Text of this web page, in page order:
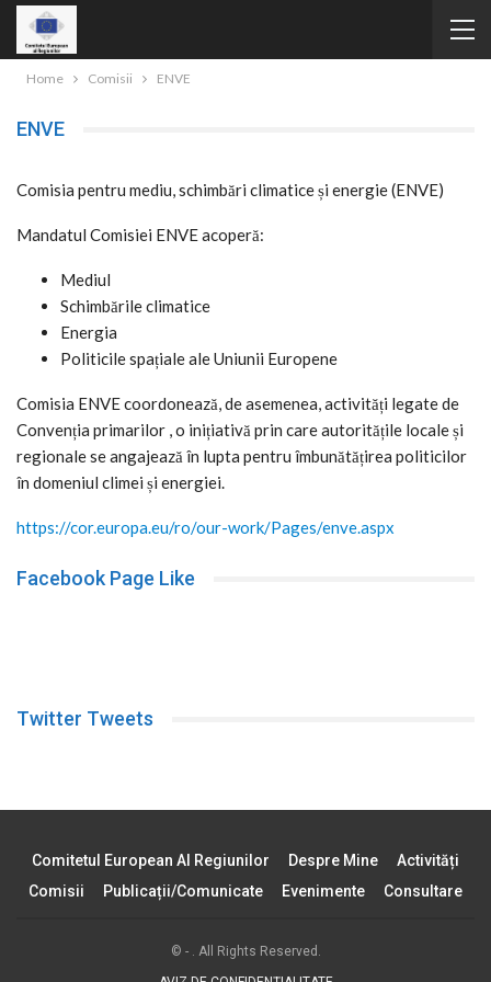
Home Comisii ENVE
ENVE
Comisia pentru mediu, schimbări climatice și energie (ENVE)
Mandatul Comisiei ENVE acoperă:
Mediul
Schimbările climatice
Energia
Politicile spațiale ale Uniunii Europene
Comisia ENVE coordonează, de asemenea, activități legate de
Convenția primarilor , o inițiativă prin care autoritățile locale și
regionale se angajează în lupta pentru îmbunătățirea politicilor
în domeniul climei și energiei.
https://cor.europa.eu/ro/our-work/Pages/enve.aspx
Facebook Page Like
Twitter Tweets
Comitetul European Al Regiunilor Despre Mine
Activități
Comisii
Publicații/comunicate Evenimente Consultare
© - . All Rights Reserved.